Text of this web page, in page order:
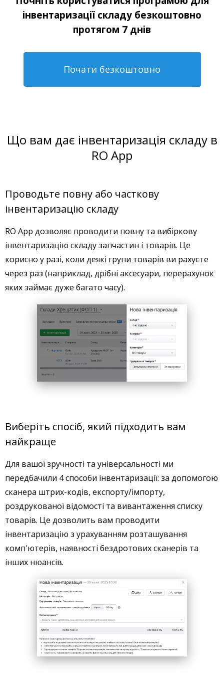
інвентаризації складу безкоштовно
протягом 7 днів
Почати безкоштовно
Що вам дає інвентаризація складу в
RO App
Проводьте повну або часткову
інвентаризацію складу
RO App дозволяє проводити повну та вибіркову
інвентаризацію складу запчастин і товарів. Це
корисно у разі, коли деякі групи товарів ви рахуєте
через раз (наприклад, дрібні аксесуари, перерахунок
яких займає дуже багато часу).
Виберіть спосіб, який підходить вам
найкраще
Для вашої зручності та універсальності ми
передбачили 4 способи інвентаризації: за допомогою
сканера штрих-кодів, експорту/імпорту,
роздрукованої відомості та вивантаження списку
товарів. Це дозволить вам проводити
інвентаризацію з урахуванням розташування
комп'ютерів, наявності бездротових сканерів та
інших нюансів.